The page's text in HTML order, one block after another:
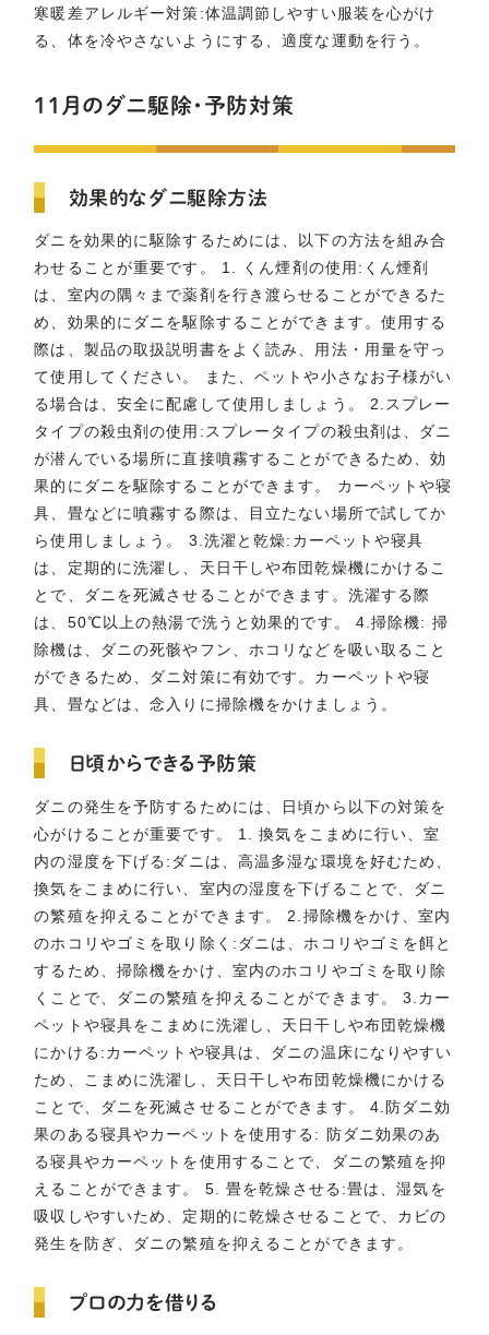
寒暖差アレルギー対策:体温調節しやすい服装を心がけ
る、体を冷やさないようにする、適度な運動を行う。
11月のダニ駆除・予防対策
効果的なダニ駆除方法
ダニを効果的に駆除するためには、以下の方法を組み合
わせることが重要です。 1. くん煙剤の使用:くん煙剤
は、室内の隅々まで薬剤を行き渡らせることができるた
め、効果的にダニを駆除することができます。使用する
際は、製品の取扱説明書をよく読み、用法・用量を守っ
て使用してください。 また、ペットや小さなお子様がい
る場合は、安全に配慮して使用しましょう。 2.スプレー
タイプの殺虫剤の使用:スプレータイプの殺虫剤は、ダニ
が潜んでいる場所に直接噴霧することができるため、効
果的にダニを駆除することができます。 カーペットや寝
具、畳などに噴霧する際は、目立たない場所で試してか
ら使用しましょう。 3.洗濯と乾燥:カーペットや寝具
は、定期的に洗濯し、天日干しや布団乾燥機にかけるこ
とで、ダニを死滅させることができます。洗濯する際
は、50℃以上の熱湯で洗うと効果的です。 4.掃除機: 掃
除機は、ダニの死骸やフン、ホコリなどを吸い取ること
ができるため、ダニ対策に有効です。カーペットや寝
具、畳などは、念入りに掃除機をかけましょう。
日頃からできる予防策
ダニの発生を予防するためには、日頃から以下の対策を
心がけることが重要です。 1. 換気をこまめに行い、室
内の湿度を下げる:ダニは、高温多湿な環境を好むため、
換気をこまめに行い、室内の湿度を下げることで、ダニ
の繁殖を抑えることができます。 2.掃除機をかけ、室内
のホコリやゴミを取り除く:ダニは、ホコリやゴミを餌と
するため、掃除機をかけ、室内のホコリやゴミを取り除
くことで、ダニの繁殖を抑えることができます。 3.カー
ペットや寝具をこまめに洗濯し、天日干しや布団乾燥機
にかける:カーペットや寝具は、ダニの温床になりやすい
ため、こまめに洗濯し、天日干しや布団乾燥機にかける
ことで、ダニを死滅させることができます。 4.防ダニ効
果のある寝具やカーペットを使用する: 防ダニ効果のあ
る寝具やカーペットを使用することで、ダニの繁殖を抑
えることができます。 5. 畳を乾燥させる:畳は、湿気を
吸収しやすいため、定期的に乾燥させることで、カビの
発生を防ぎ、ダニの繁殖を抑えることができます。
プロの力を借りる